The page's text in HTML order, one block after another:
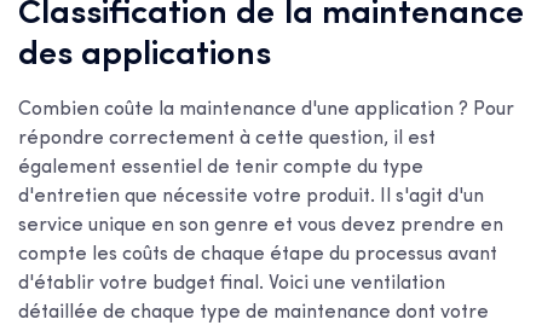
Classification de la maintenance
des applications
Combien coûte la maintenance d'une application ? Pour
répondre correctement à cette question, il est
également essentiel de tenir compte du type
d'entretien que nécessite votre produit. Il s'agit d'un
service unique en son genre et vous devez prendre en
compte les coûts de chaque étape du processus avant
d'établir votre budget final. Voici une ventilation
détaillée de chaque type de maintenance dont votre